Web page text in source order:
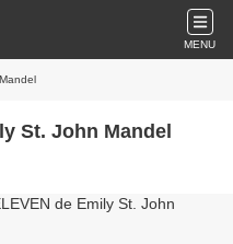
MENU
St. John Mandel